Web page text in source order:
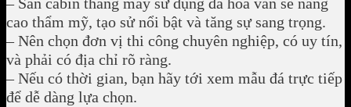
cao thẩm mỹ, tạo sử nổi bật và tăng sự sang trọng.
– Nên chọn đơn vị thi công chuyên nghiệp, có uy tín,
và phải có địa chỉ rõ ràng.
– Nếu có thời gian, bạn hãy tới xem mẫu đá trực tiếp
để dễ dàng lựa chọn.